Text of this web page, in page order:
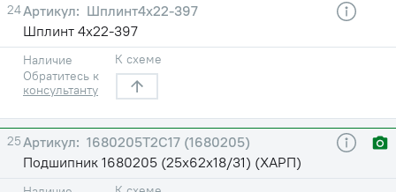
24
Шплинт4х22-397
Шплинт 4х22-397
Наличие
Обратитесь к
консультанту
К схеме
25
1680205Т2С17 (1680205)
Подшипник 1680205 (25х62х18/31) (ХАРП)